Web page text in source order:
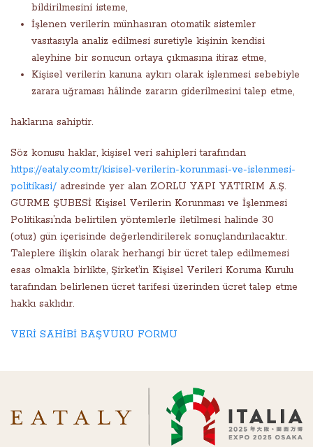
bildirilmesini isteme,
İşlenen verilerin münhasıran otomatik sistemler
vasıtasıyla analiz edilmesi suretiyle kişinin kendisi
aleyhine bir sonucun ortaya çıkmasına itiraz etme,
Kişisel verilerin kanuna aykırı olarak işlenmesi sebebiyle
zarara uğraması hâlinde zararın giderilmesini talep etme,
haklarına sahiptir.
Söz konusu haklar, kişisel veri sahipleri tarafından
https://eataly.com.tr/kisisel-verilerin-korunmasi-ve-islenmesi-
politikasi/ adresinde yer alan ZORLU YAPI YATIRIM A.Ş.
GURME ŞUBESİ Kişisel Verilerin Korunması ve İşlenmesi
Politikası’nda belirtilen yöntemlerle iletilmesi halinde 30
(otuz) gün içerisinde değerlendirilerek sonuçlandırılacaktır.
Taleplere ilişkin olarak herhangi bir ücret talep edilmemesi
esas olmakla birlikte, Şirket’in Kişisel Verileri Koruma Kurulu
tarafından belirlenen ücret tarifesi üzerinden ücret talep etme
hakkı saklıdır.
VERİ SAHİBİ BAŞVURU FORMU